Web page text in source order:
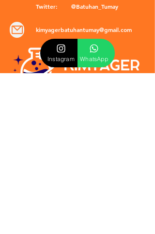
Twitter: @Batuhan_Tumay
kimyagerbatuhantumay@gmail.com
Instagram WhatsApp